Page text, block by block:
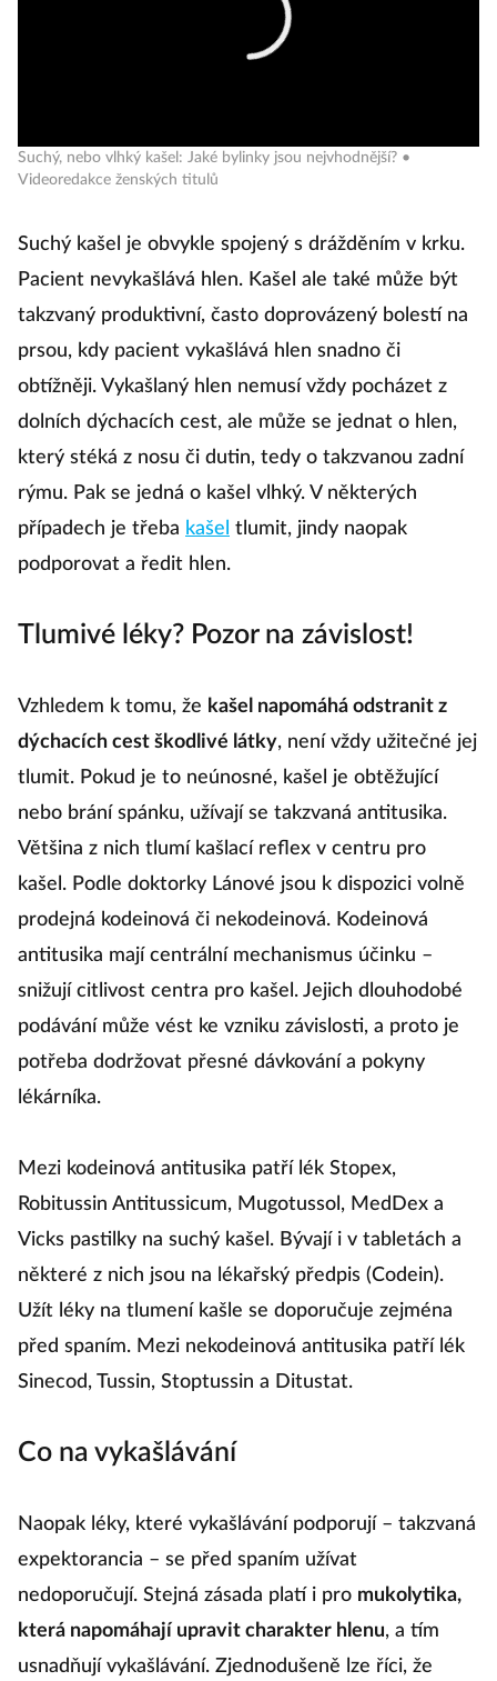
Suchý, nebo vlhký kašel: Jaké bylinky jsou nejvhodnější? •
Videoredakce ženských titulů
Suchý kašel je obvykle spojený s drážděním v krku.
Pacient nevykašlává hlen. Kašel ale také může být
takzvaný produktivní, často doprovázený bolestí na
prsou, kdy pacient vykašlává hlen snadno či
obtížněji. Vykašlaný hlen nemusí vždy pocházet z
dolních dýchacích cest, ale může se jednat o hlen,
který stéká z nosu či dutin, tedy o takzvanou zadní
rýmu. Pak se jedná o kašel vlhký. V některých
případech je třeba kašel tlumit, jindy naopak
podporovat a ředit hlen.
Tlumivé léky? Pozor na závislost!
Vzhledem k tomu, že kašel napomáhá odstranit z
dýchacích cest škodlivé látky, není vždy užitečné jej
tlumit. Pokud je to neúnosné, kašel je obtěžující
nebo brání spánku, užívají se takzvaná antitusika.
Většina z nich tlumí kašlací reflex v centru pro
kašel. Podle doktorky Lánové jsou k dispozici volně
prodejná kodeinová či nekodeinová. Kodeinová
antitusika mají centrální mechanismus účinku –
snižují citlivost centra pro kašel. Jejich dlouhodobé
podávání může vést ke vzniku závislosti, a proto je
potřeba dodržovat přesné dávkování a pokyny
lékárníka.
Mezi kodeinová antitusika patří lék Stopex,
Robitussin Antitussicum, Mugotussol, MedDex a
Vicks pastilky na suchý kašel. Bývají i v tabletách a
některé z nich jsou na lékařský předpis (Codein).
Užít léky na tlumení kašle se doporučuje zejména
před spaním. Mezi nekodeinová antitusika patří lék
Sinecod, Tussin, Stoptussin a Ditustat.
Co na vykašlávání
Naopak léky, které vykašlávání podporují – takzvaná
expektorancia – se před spaním užívat
nedoporučují. Stejná zásada platí i pro mukolytika,
která napomáhají upravit charakter hlenu, a tím
usnadňují vykašlávání. Zjednodušeně lze říci, že